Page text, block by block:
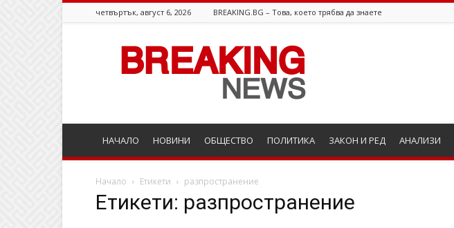
четвъртък, август 6, 2026 BREAKING.BG – Това, което трябва да знаете
Breaking.bg
НАЧАЛО НОВИНИ ОБЩЕСТВО ПОЛИТИКА ЗАКОН И РЕД АНАЛИЗИ
Начало Етикети разпространение
Етикети: разпространение